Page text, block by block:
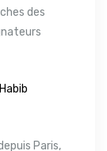
des
Paris,